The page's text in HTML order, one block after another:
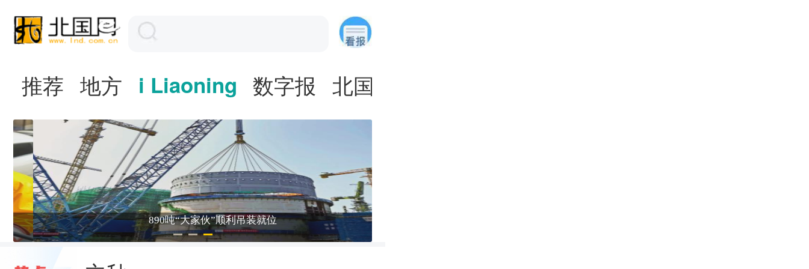
推荐 地方 i Liaoning 数字报 北国网评
890吨“大家伙”顺利吊装就位